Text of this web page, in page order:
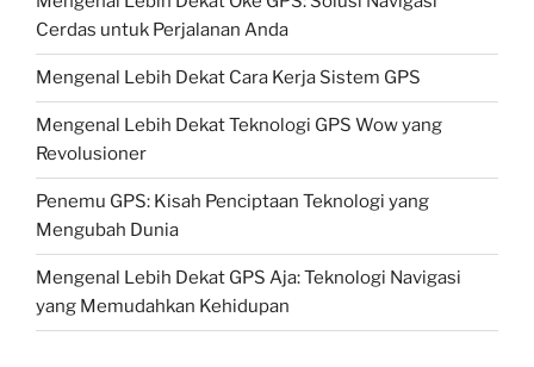
Cerdas untuk Perjalanan Anda
Mengenal Lebih Dekat Cara Kerja Sistem GPS
Mengenal Lebih Dekat Teknologi GPS Wow yang
Revolusioner
Penemu GPS: Kisah Penciptaan Teknologi yang
Mengubah Dunia
Mengenal Lebih Dekat GPS Aja: Teknologi Navigasi
yang Memudahkan Kehidupan